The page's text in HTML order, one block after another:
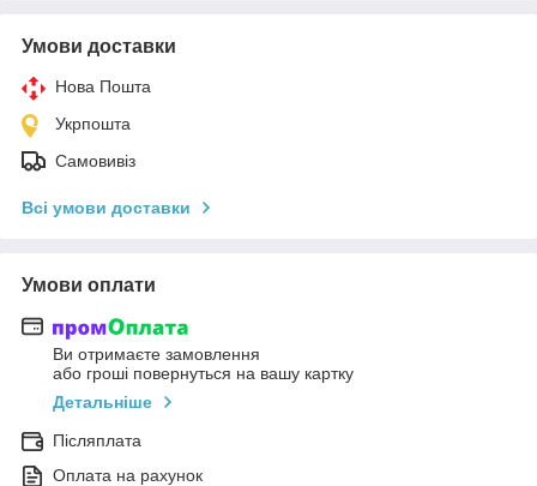
Умови доставки
Нова Пошта
Укрпошта
Самовивіз
Всі умови доставки
Умови оплати
Ви отримаєте замовлення
або гроші повернуться на вашу картку
Детальніше
Післяплата
Оплата на рахунок